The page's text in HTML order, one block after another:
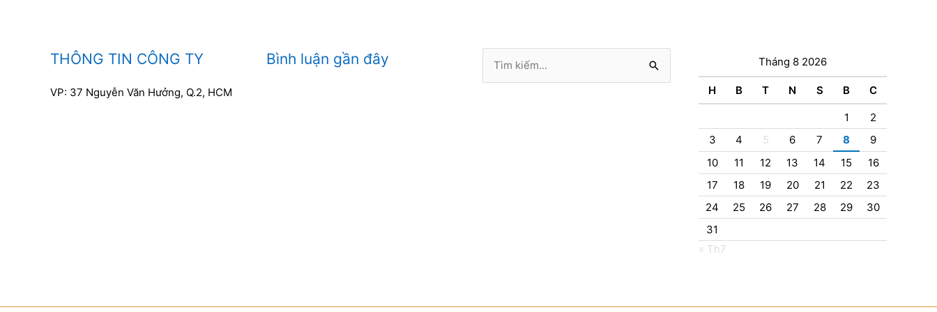
THÔNG TIN CÔNG TY
VP: 37 Nguyễn Văn Hưởng, Q.2, HCM
Bình luận gần đây
kiếm:
Tháng 8 2026
H B T N S B C
1
2
3
4 5 6 7 8
9
10
11 12 13 14 15
16
17
18 19 20 21 22
23
24
25 26 27 28 29
30
31
« Th7